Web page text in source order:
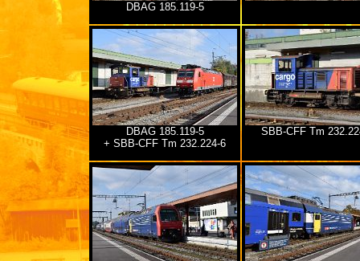
DBAG 185.119-5
DBAG 185.119-5
+ SBB-CFF Tm 232.224-6
SBB-CFF Tm